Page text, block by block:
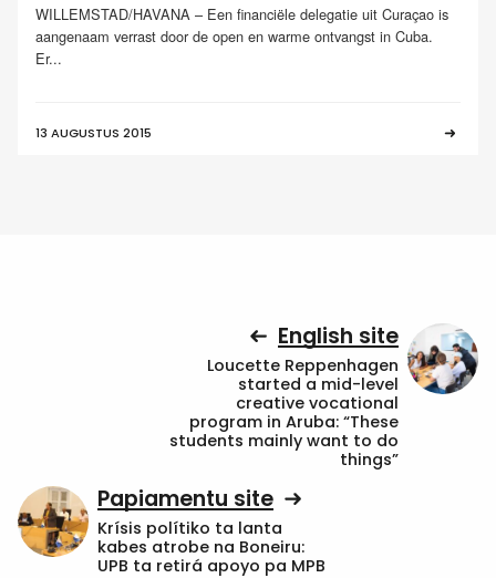
WILLEMSTAD/HAVANA – Een financiële delegatie uit Curaçao is
aangenaam verrast door de open en warme ontvangst in Cuba.
Er...
13 AUGUSTUS 2015
English site
Loucette Reppenhagen
started a mid-level
creative vocational
program in Aruba: “These
students mainly want to do
things”
Papiamentu site
Krísis polítiko ta lanta
kabes atrobe na Boneiru:
UPB ta retirá apoyo pa MPB